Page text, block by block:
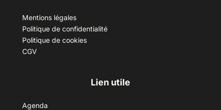
Mentions légales
Politique de confidentialité
Politique de cookies
CGV
Lien utile
Agenda